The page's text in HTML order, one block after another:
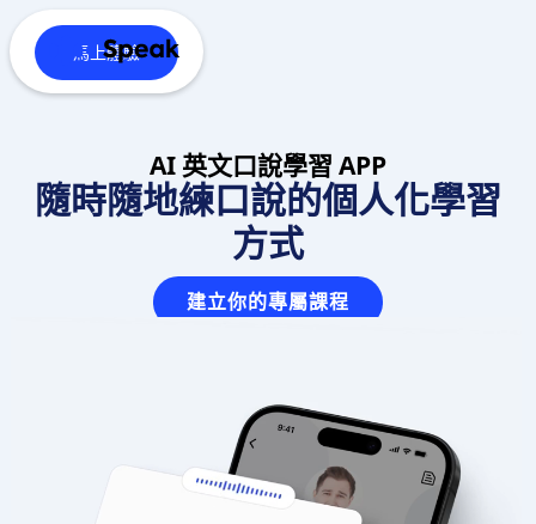
馬上體驗
AI 英文口說學習 APP
隨時隨地練口說的個人化學習
方式
建立你的專屬課程